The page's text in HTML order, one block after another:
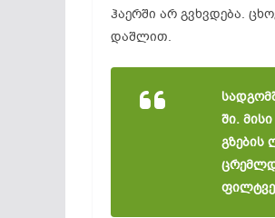
ჰაერში არ გვხვდება.
დაშლით.
ში. მისი
გზების